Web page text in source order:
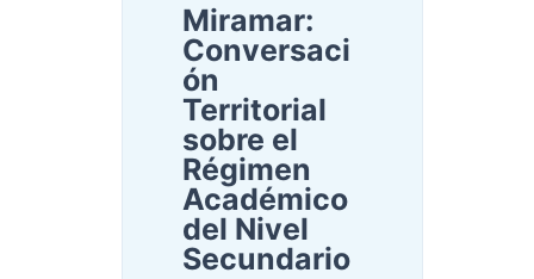
Miramar:
Conversaci
ón
Territorial
sobre el
Régimen
Académico
del Nivel
Secundario